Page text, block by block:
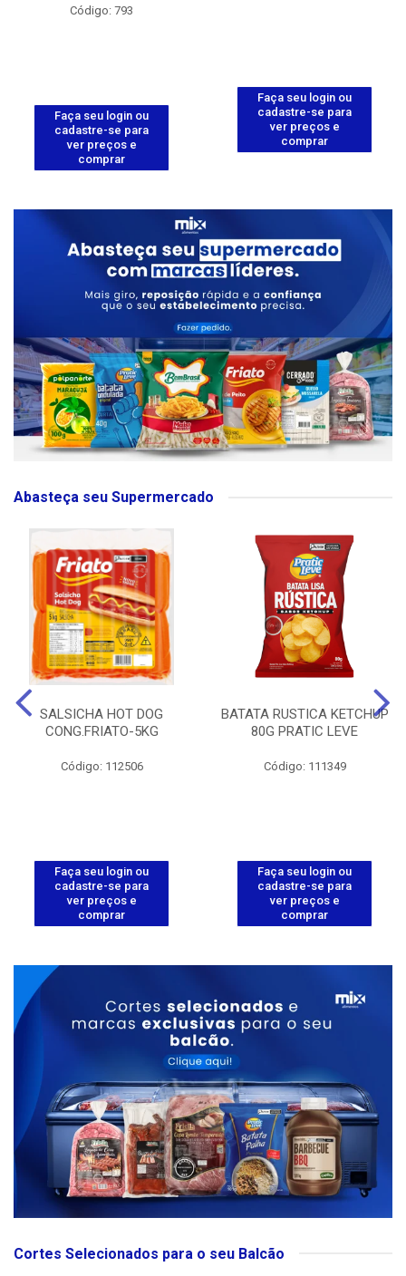
Código: 793
Faça seu login ou
cadastre-se para
ver preços e
comprar
Faça seu login ou
cadastre-se para
ver preços e
comprar
Abasteça seu Supermercado
SALSICHA HOT DOG
CONG.FRIATO-5KG
Código: 112506
Faça seu login ou
cadastre-se para
ver preços e
comprar
BATATA RUSTICA KETCHUP
80G PRATIC LEVE
Código: 111349
Faça seu login ou
cadastre-se para
ver preços e
comprar
Cortes Selecionados para o seu Balcão